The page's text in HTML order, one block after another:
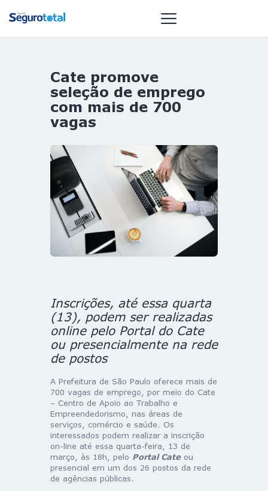
NOTÍCIAS
REVISTA
ESPECIAIS
ST SUMMIT
MULHERES
GESTORAS
HOMEST
HOME
Cate promove
seleção de emprego
com mais de 700
vagas
Inscrições, até essa quarta
(13), podem ser realizadas
online pelo Portal do Cate
ou presencialmente na rede
de postos
A Prefeitura de São Paulo oferece mais de
700 vagas de emprego, por meio do Cate
– Centro de Apoio ao Trabalho e
Empreendedorismo, nas áreas de
serviços, comércio e saúde. Os
interessados podem realizar a inscrição
on-line até essa quarta-feira, 13 de
março, às 18h, pelo Portal Cateou
presencial em um dos 26 postos da rede
de agências públicas.